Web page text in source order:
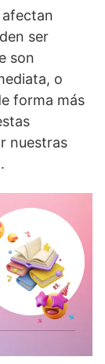
ser
son
o
forma más
nuestras